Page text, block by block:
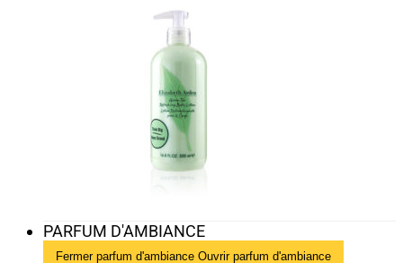
PARFUM D'AMBIANCE
Fermer parfum d'ambiance Ouvrir parfum d'ambiance